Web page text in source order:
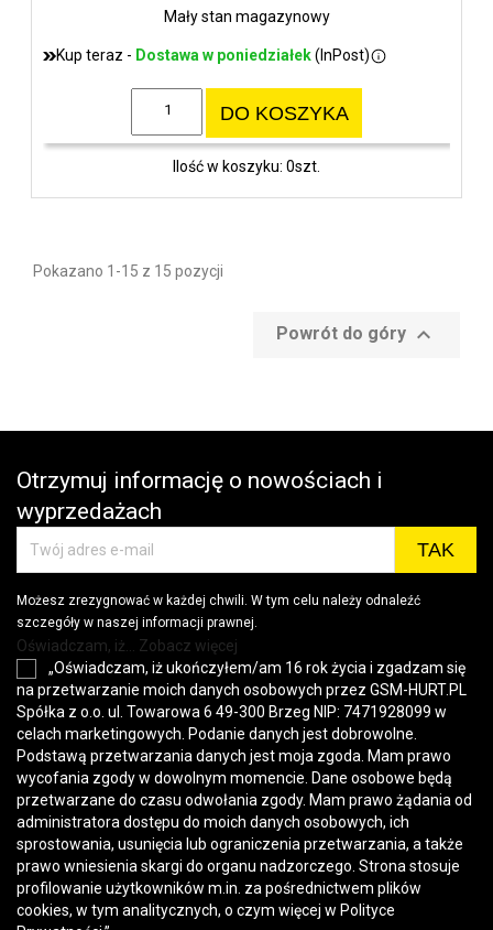
Mały stan magazynowy
Kup teraz - Dostawa w poniedziałek(InPost)
DO KOSZYKA
Ilość w koszyku: 0szt.
Pokazano 1-15 z 15 pozycji
Powrót do góry 
Otrzymuj informację o nowościach i
wyprzedażach
Możesz zrezygnować w każdej chwili. W tym celu należy odnaleźć
szczegóły w naszej informacji prawnej.
Oświadczam, iż... Zobacz więcej
„Oświadczam, iż ukończyłem/am 16 rok życia i zgadzam się
na przetwarzanie moich danych osobowych przez GSM-HURT.PL
Spółka z o.o. ul. Towarowa 6 49-300 Brzeg NIP: 7471928099 w
celach marketingowych. Podanie danych jest dobrowolne.
Podstawą przetwarzania danych jest moja zgoda. Mam prawo
wycofania zgody w dowolnym momencie. Dane osobowe będą
przetwarzane do czasu odwołania zgody. Mam prawo żądania od
administratora dostępu do moich danych osobowych, ich
sprostowania, usunięcia lub ograniczenia przetwarzania, a także
prawo wniesienia skargi do organu nadzorczego. Strona stosuje
profilowanie użytkowników m.in. za pośrednictwem plików
cookies, w tym analitycznych, o czym więcej w Polityce